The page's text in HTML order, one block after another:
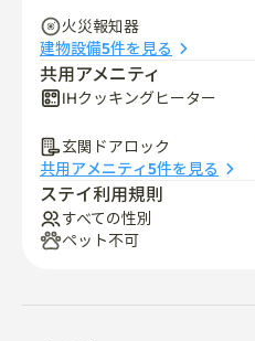
火災報知器
建物設備5件を見る
共用アメニティ
IHクッキングヒーター
玄関ドアロック
共用アメニティ5件を見る
ステイ利用規則
すべての性別
ペット不可